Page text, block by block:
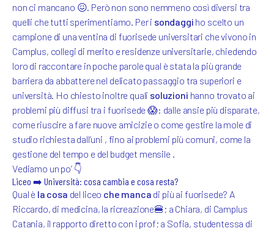
non ci mancano 😖. Però non sono nemmeno così diversi tra
quelli che tutti sperimentiamo. Per i sondaggi ho scelto un
campione di una ventina di fuorisede universitari che vivono in
Camplus, collegi di merito e residenze universitarie, chiedendo
loro di raccontare in poche parole qual è stata la più grande
barriera da abbattere nel delicato passaggio tra superiori e
università. Ho chiesto inoltre quali soluzioni hanno trovato ai
problemi più diffusi tra i fuorisede 😱: dalle ansie più disparate,
come riuscire a fare nuove amicizie o come gestire la mole di
studio richiesta dall’uni , fino ai problemi più comuni, come la
gestione del tempo e del budget mensile .
Vediamo un po’ 👇
Liceo ➡️ Università: cosa cambia e cosa resta?
Qual è la cosa del liceo che manca di più ai fuorisede? A
Riccardo, di medicina, la ricreazione🍔; a Chiara, di Camplus
Catania, il rapporto diretto con i prof; a Sofia, studentessa di